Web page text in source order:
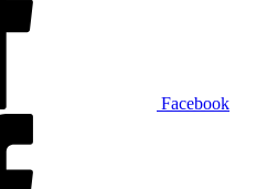
Facebook